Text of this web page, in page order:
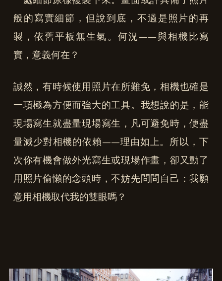
般的寫實細節，但說到底，不過是照片的再
製，依舊平板無生氣。何況——與相機比寫
實，意義何在？
誠然，有時候使用照片在所難免，相機也確是
一項極為方便而強大的工具。我想說的是，能
現場寫生就盡量現場寫生，凡可避免時，便盡
量減少對相機的依賴——理由如上。所以，下
次你有機會做外光寫生或現場作畫，卻又動了
用照片偷懶的念頭時，不妨先問問自己：我願
意用相機取代我的雙眼嗎？